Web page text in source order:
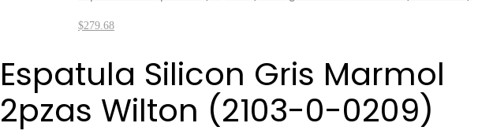
$279.68
Espatula Silicon Gris Marmol
2pzas Wilton (2103-0-0209)